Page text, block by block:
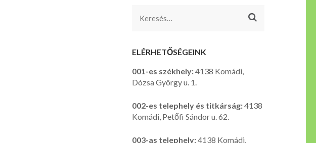
Keresés:
ELÉRHETŐSÉGEINK
001-es székhely:4138 Komádi,
Dózsa György u. 1.
002-es telephely és titkárság:4138
Komádi, Petőfi Sándor u. 62.
003-as telephely:4138 Komádi,